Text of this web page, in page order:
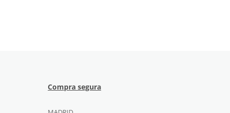
Compra segura